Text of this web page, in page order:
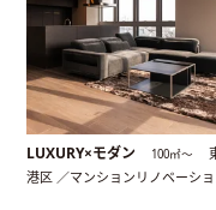
LUXURY×モダン 100㎡〜
港区 ／マンションリノベーシ